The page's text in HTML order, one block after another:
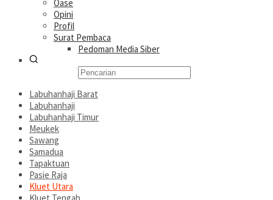
Oase
Opini
Profil
Surat Pembaca
Pedoman Media Siber
Labuhanhaji Barat
Labuhanhaji
Labuhanhaji Timur
Meukek
Sawang
Samadua
Tapaktuan
Pasie Raja
Kluet Utara